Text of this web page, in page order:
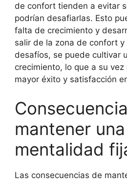
de confort tienden a evitar
podrían desafiarlas. Esto
falta de crecimiento y
salir de la zona de confort
desafíos, se puede cultivar
crecimiento, lo que a su
mayor éxito y satisfacción
mantener una
mentalidad
Las consecuencias de